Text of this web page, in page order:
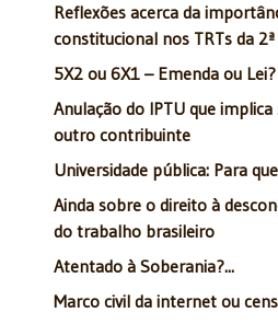
Reflexões acerca da
constitucional nos TRTs da
5X2 ou 6X1 – Emenda ou Lei?
Anulação do IPTU que
outro contribuinte
Universidade pública: Para
Ainda sobre o direito à
do trabalho brasileiro
Atentado à Soberania?...
Marco civil da internet ou